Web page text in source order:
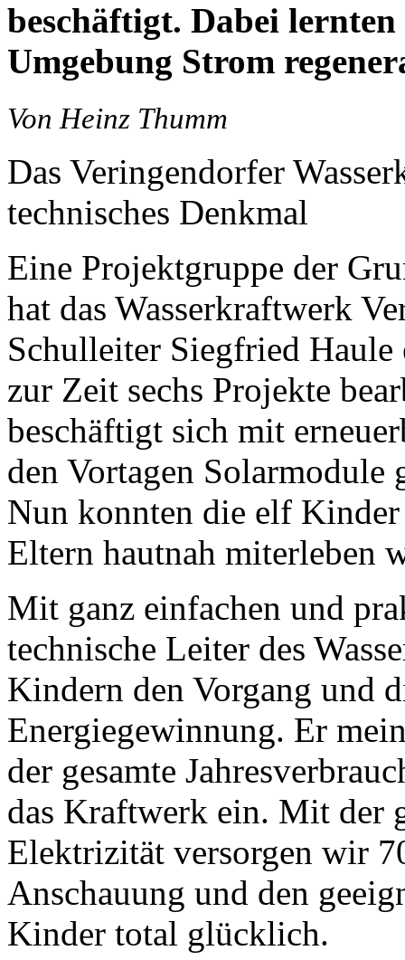
beschäftigt. Dabei
Umgebung Strom
Von Heinz Thumm
Das Veringendorfer
technisches Denkmal
Eine Projektgruppe der
hat das Wasserkraftwerk
Schulleiter Siegfried
zur Zeit sechs Projekte
beschäftigt sich mit
den Vortagen Solarmodule
Nun konnten die elf
Eltern hautnah miterleben
Mit ganz einfachen und
technische Leiter des
Kindern den Vorgang und
Energiegewinnung. Er
der gesamte
das Kraftwerk ein. Mit der
Elektrizität versorgen wir
Anschauung und den
Kinder total glücklich.